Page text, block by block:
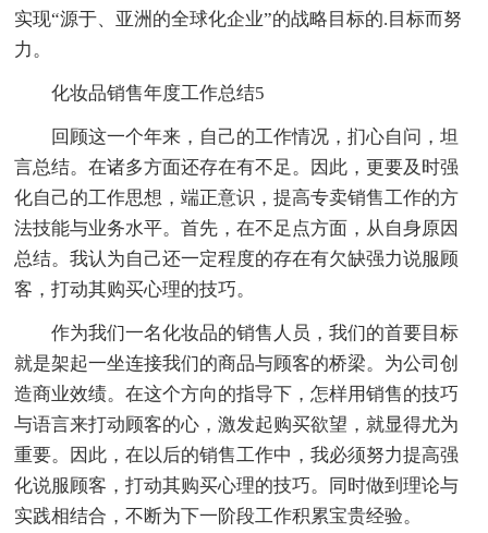
实现“源于、亚洲的全球化企业”的战略目标的.目标而努
力。
化妆品销售年度工作总结5
回顾这一个年来，自己的工作情况，扪心自问，坦
言总结。在诸多方面还存在有不足。因此，更要及时强
化自己的工作思想，端正意识，提高专卖销售工作的方
法技能与业务水平。首先，在不足点方面，从自身原因
总结。我认为自己还一定程度的存在有欠缺强力说服顾
客，打动其购买心理的技巧。
作为我们一名化妆品的销售人员，我们的首要目标
就是架起一坐连接我们的商品与顾客的桥梁。为公司创
造商业效绩。在这个方向的指导下，怎样用销售的技巧
与语言来打动顾客的心，激发起购买欲望，就显得尤为
重要。因此，在以后的销售工作中，我必须努力提高强
化说服顾客，打动其购买心理的技巧。同时做到理论与
实践相结合，不断为下一阶段工作积累宝贵经验。